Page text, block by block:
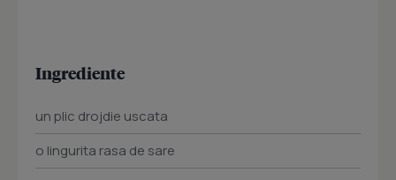
Ingrediente
un plic drojdie uscata
o lingurita rasa de sare